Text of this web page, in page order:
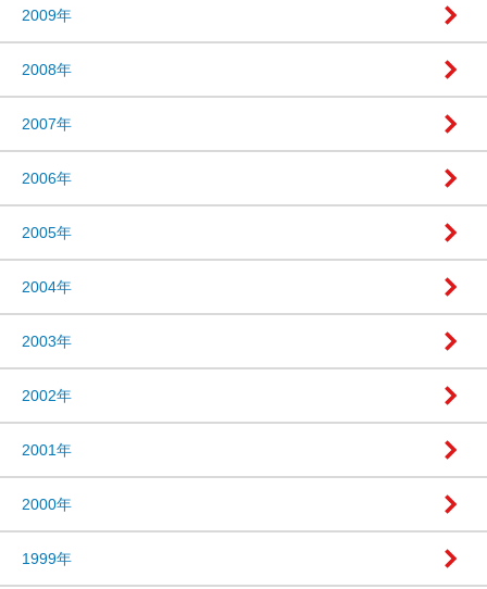
2009年
2008年
2007年
2006年
2005年
2004年
2003年
2002年
2001年
2000年
1999年